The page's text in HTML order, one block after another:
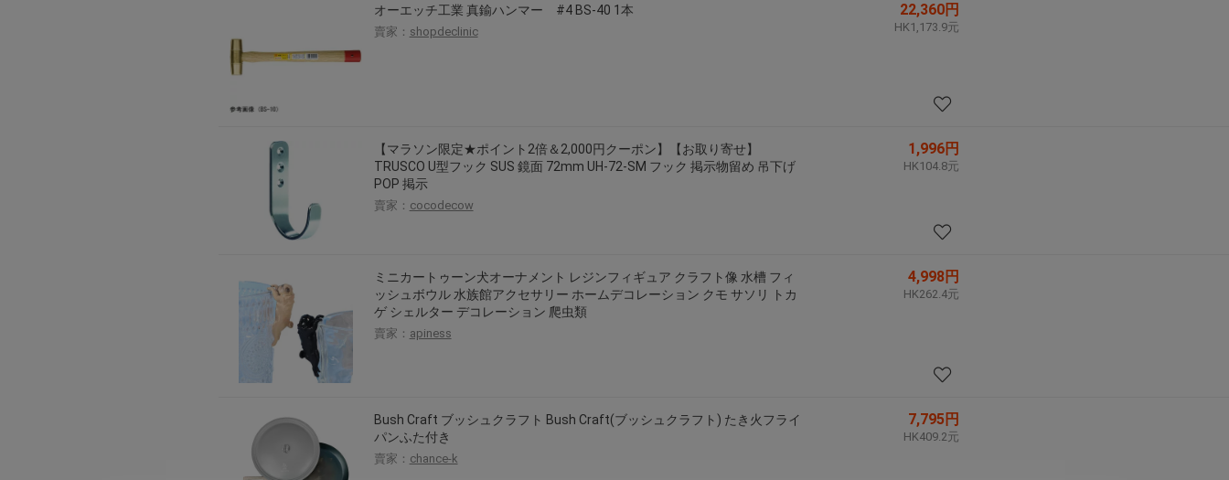
オーエッチ工業 真鍮ハンマー #4 BS-40 1本
賣家： shopdeclinic
22,360円
HK1,173.9元
【マラソン限定★ポイント2倍＆2,000円クーポン】【お取り寄せ】
TRUSCO U型フック SUS 鏡面 72mm UH-72-SM フック 掲示物留め 吊下げ
POP 掲示
賣家： cocodecow
1,996円
HK104.8元
ミニカートゥーン犬オーナメント レジンフィギュア クラフト像 水槽 フィ
ッシュボウル 水族館アクセサリー ホームデコレーション クモ サソリ トカ
ゲ シェルター デコレーション 爬虫類
賣家： apiness
4,998円
HK262.4元
Bush Craft ブッシュクラフト Bush Craft(ブッシュクラフト) たき火フライ
パンふた付き
賣家： chance-k
7,795円
HK409.2元